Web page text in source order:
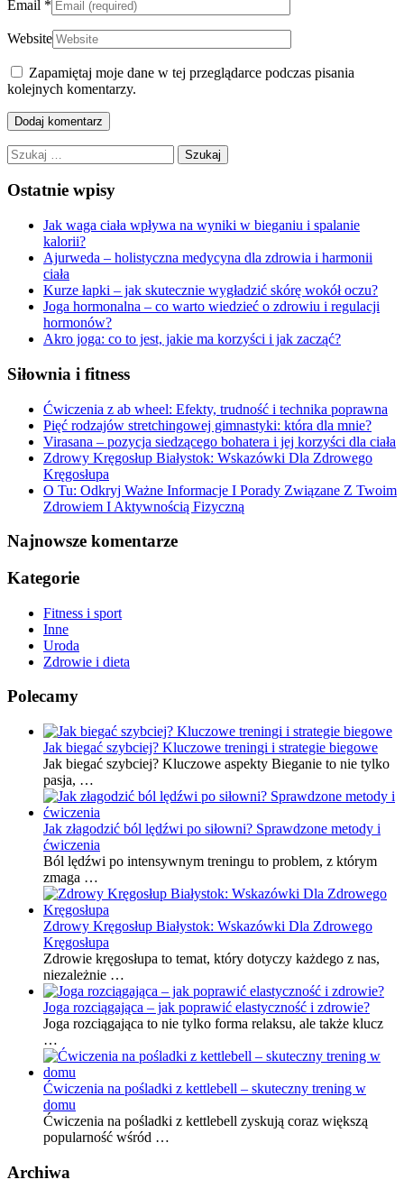
Email *
Website
Zapamiętaj moje dane w tej przeglądarce podczas pisania
kolejnych komentarzy.
Szukaj:
Ostatnie wpisy
Jak waga ciała wpływa na wyniki w bieganiu i spalanie
kalorii?
Ajurweda – holistyczna medycyna dla zdrowia i harmonii
ciała
Kurze łapki – jak skutecznie wygładzić skórę wokół oczu?
Joga hormonalna – co warto wiedzieć o zdrowiu i regulacji
hormonów?
Akro joga: co to jest, jakie ma korzyści i jak zacząć?
Siłownia i fitness
Ćwiczenia z ab wheel: Efekty, trudność i technika poprawna
Pięć rodzajów stretchingowej gimnastyki: która dla mnie?
Virasana – pozycja siedzącego bohatera i jej korzyści dla ciała
Zdrowy Kręgosłup Białystok: Wskazówki Dla Zdrowego
Kręgosłupa
O Tu: Odkryj Ważne Informacje I Porady Związane Z Twoim
Zdrowiem I Aktywnością Fizyczną
Najnowsze komentarze
Kategorie
Fitness i sport
Inne
Uroda
Zdrowie i dieta
Polecamy
Jak biegać szybciej? Kluczowe treningi i strategie biegowe
Jak biegać szybciej? Kluczowe aspekty Bieganie to nie tylko
pasja, …
Jak złagodzić ból lędźwi po siłowni? Sprawdzone metody i
ćwiczenia
Ból lędźwi po intensywnym treningu to problem, z którym
zmaga …
Zdrowy Kręgosłup Białystok: Wskazówki Dla Zdrowego
Kręgosłupa
Zdrowie kręgosłupa to temat, który dotyczy każdego z nas,
niezależnie …
Joga rozciągająca – jak poprawić elastyczność i zdrowie?
Joga rozciągająca to nie tylko forma relaksu, ale także klucz
…
Ćwiczenia na pośladki z kettlebell – skuteczny trening w
domu
Ćwiczenia na pośladki z kettlebell zyskują coraz większą
popularność wśród …
Archiwa